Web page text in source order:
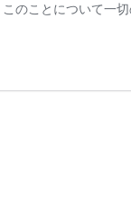
のことについて一